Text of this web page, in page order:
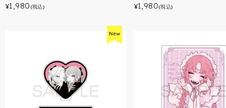
¥1,980 (税込) ¥1,980(税込)